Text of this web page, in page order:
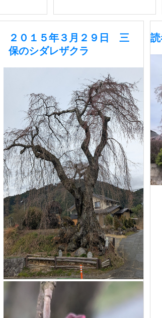
２０１５年３月２９日 三
保のシダレザクラ